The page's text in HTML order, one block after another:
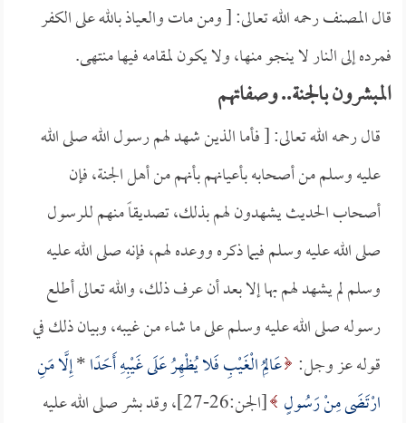
قال المصنف رحمه الله تعالى: [ ومن مات والعياذ بالله على الكفر
فمرده إلى النار لا ينجو منها، ولا يكون لمقامه فيها منتهى.
المبشرون بالجنة.. وصفاتهم
قال رحمه الله تعالى: [ فأما الذين شهد لهم رسول الله صلى الله
عليه وسلم من أصحابه بأعيانهم بأنهم من أهل الجنة، فإن
أصحاب الحديث يشهدون لهم بذلك، تصديقاً منهم للرسول
صلى الله عليه وسلم فيما ذكره ووعده لهم، فإنه صلى الله عليه
وسلم لم يشهد لهم بها إلا بعد أن عرف ذلك، والله تعالى أطلع
رسوله صلى الله عليه وسلم على ما شاء من غيبه، وبيان ذلك في
قوله عز وجل: عَالِمُ الْغَيْبِ فَلا يُظْهِرُ عَلَى غَيْبِهِ أَحَدًا*إِلَّا مَنِ
ارْتَضَى مِنْ رَسُولٍ
[الجن:26-27]، وقد بشر صلى الله عليه